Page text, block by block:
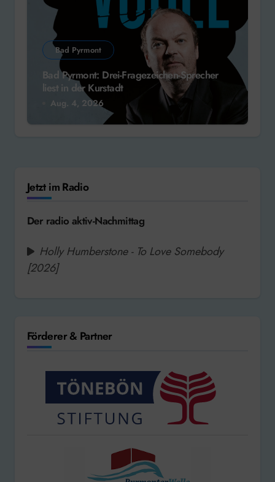
Bad Pyrmont
Bad Pyrmont: Drei-Fragezeichen-Sprecher
liest in der Kurstadt
Aug. 4, 2026
Jetzt im Radio
Der radio aktiv-Nachmittag
Holly Humberstone - To Love Somebody
[2026]
Förderer & Partner